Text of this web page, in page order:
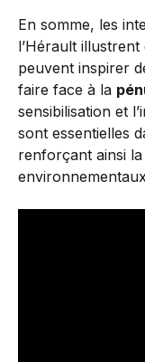
En somme, les
l’Hérault
peuvent inspirer
faire face à la
sensibilisation et
sont essentielles
renforçant ainsi
environnementaux